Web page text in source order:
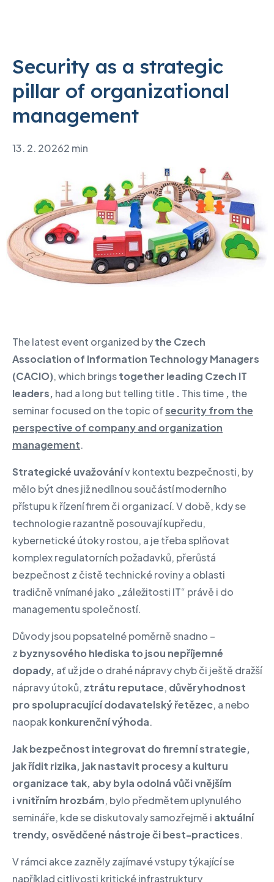
Security as a strategic
pillar of organizational
management
13. 2. 20262 min
The latest event organized bythe Czech
Association of Information Technology Managers
(CACIO), which bringstogether leading Czech IT
leaders, had a long but telling title . This time , the
seminar focused on the topic ofsecurity from the
perspective of company and organization
management.
Strategické uvažovánív kontextu bezpečnosti, by
mělo být dnes již nedílnou součástí moderního
přístupu k řízení firem či organizací. V době, kdy se
technologie razantně posouvají kupředu,
kybernetické útoky rostou, a je třeba splňovat
komplex regulatorních požadavků, přerůstá
bezpečnost z čistě technické roviny a oblasti
tradičně vnímané jako „záležitosti IT“ právě i do
managementu společností.
Důvody jsou popsatelné poměrně snadno –
z byznysového hlediska to jsou nepříjemné
dopady, ať už jde o drahé nápravy chyb či ještě dražší
nápravy útoků, ztrátu reputace, důvěryhodnost
pro spolupracující dodavatelský řetězec, a nebo
naopak konkurenční výhoda.
Jak bezpečnost integrovat do firemní strategie,
jak řídit rizika, jak nastavit procesy a kulturu
organizace tak, aby byla odolná vůči vnějším
i vnitřním hrozbám, bylo předmětem uplynulého
semináře, kde se diskutovaly samozřejmě i aktuální
trendy, osvědčené nástroje či best-practices.
V rámci akce zazněly zajímavé vstupy týkající se
například citlivosti kritické infrastruktury